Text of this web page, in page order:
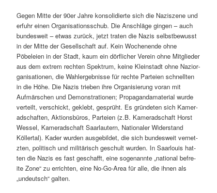
Gegen Mitte der 90er Jahre kon­so­li­dierte sich die Naziszene und
erfuhr einen Organ­i­sa­tion­ss­chub. Die Anschläge gin­gen – auch
bun­desweit – etwas zurück, jet­zt trat­en die Nazis selb­st­be­wusst
in der Mitte der Gesellschaft auf. Kein Woch­enende ohne
Pöbeleien in der Stadt, kaum ein dör­flich­er Vere­in ohne Mit­glieder
aus dem extrem recht­en Spek­trum, keine Kle­in­stadt ohne Nazior­
gan­i­sa­tio­nen, die Wahlergeb­nisse für rechte Parteien schnell­ten
in die Höhe. Die Nazis trieben ihre Organ­isierung voran mit
Aufmärschen und Demon­stra­tio­nen; Pro­pa­gan­da­ma­te­r­i­al wurde
verteilt, ver­schickt, gek­lebt, gesprüht. Es grün­de­ten sich Kam­er­
ad­schaften, Aktions­büros, Parteien (z.B. Kam­er­ad­schaft Horst
Wes­sel, Kam­er­ad­schaft Saar­lautern, Nationaler Wider­stand
Köller­tal). Kad­er wur­den aus­ge­bildet, die sich bun­desweit ver­net­
zten, poli­tisch und mil­itärisch geschult wur­den. In Saar­louis hat­
ten die Nazis es fast geschafft, eine soge­nan­nte „nation­al befre­
ite Zone“ zu erricht­en, eine No-Go-Area für alle, die ihnen als
„undeutsch“ galten.